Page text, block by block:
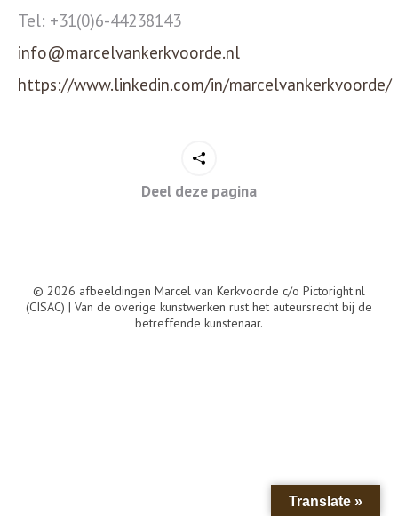
Tel: +31(0)6-44238143
info@marcelvankerkvoorde.nl
https://www.linkedin.com/in/marcelvankerkvoorde/
Deel deze pagina
© 2026 afbeeldingen Marcel van Kerkvoorde c/o Pictoright.nl
(CISAC) | Van de overige kunstwerken rust het auteursrecht bij de
betreffende kunstenaar.
Translate »